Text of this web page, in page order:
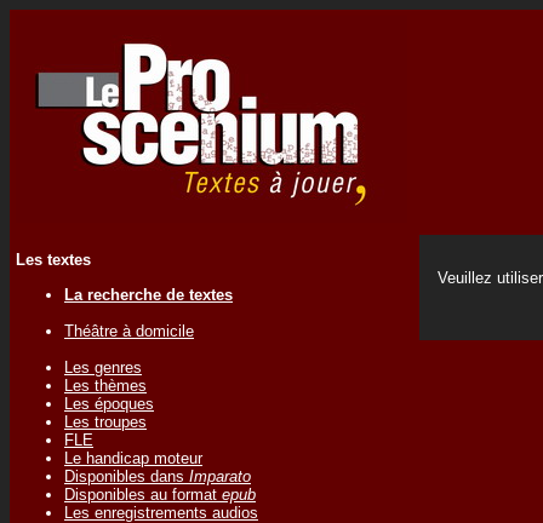
Les textes
La recherche de textes
Théâtre à domicile
Les genres
Les thèmes
Les époques
Les troupes
FLE
Le handicap moteur
Disponibles dans Imparato
Disponibles au format epub
Les enregistrements audios
Veuillez